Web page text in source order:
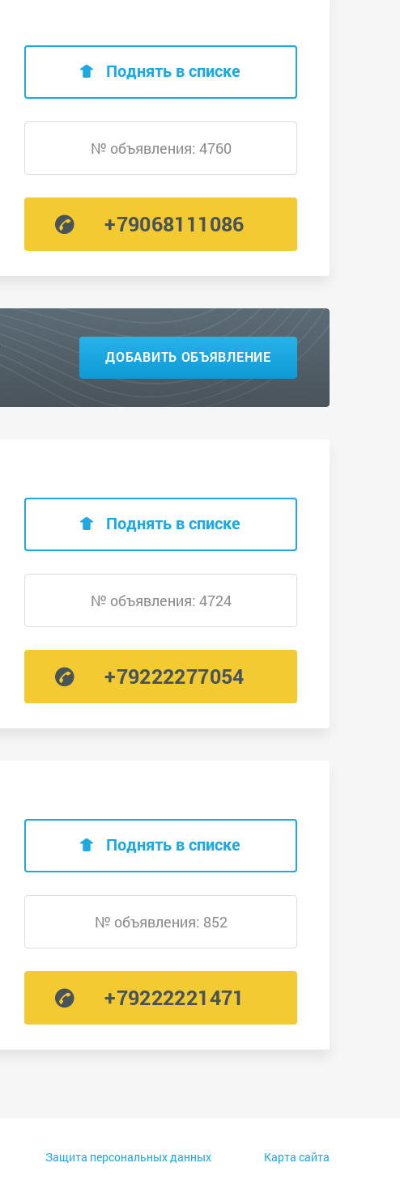
Поднять в списке
№ объявления: 4760
+79068111086
ДОБАВИТЬ ОБЪЯВЛЕНИЕ
Поднять в списке
№ объявления: 4724
+79222277054
Поднять в списке
№ объявления: 852
+79222221471
Защита персональных данных Карта сайта